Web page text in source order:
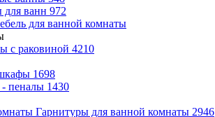
ванн 972
для ванной комнаты
с раковиной 4210
1698
пеналы 1430
Гарнитуры для ванной комнаты 2946